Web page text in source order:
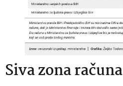
Siva zona računa